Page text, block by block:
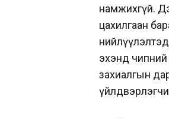
намжихгүй.
цахилгаан
эхэнд
захиалгын